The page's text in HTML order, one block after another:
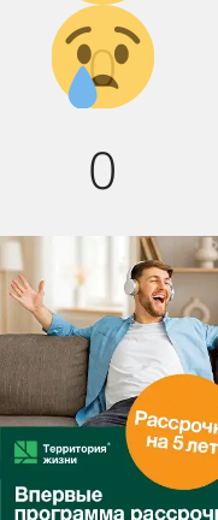
0
Грусть :(
0